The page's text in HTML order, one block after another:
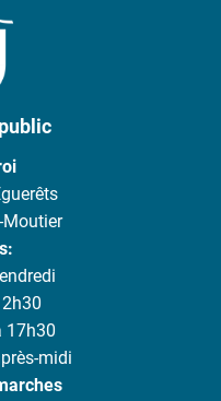
17h30
midi